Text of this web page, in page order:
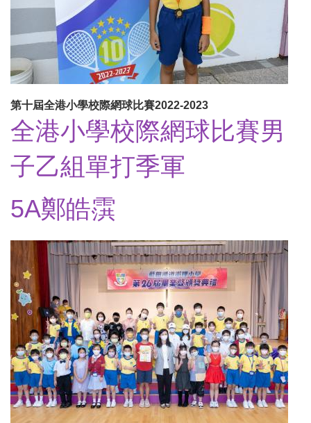
第十屆全港小學校際網球比賽2022-2023
全港小學校際網球比賽男
子乙組單打季軍
5A鄭皓霟